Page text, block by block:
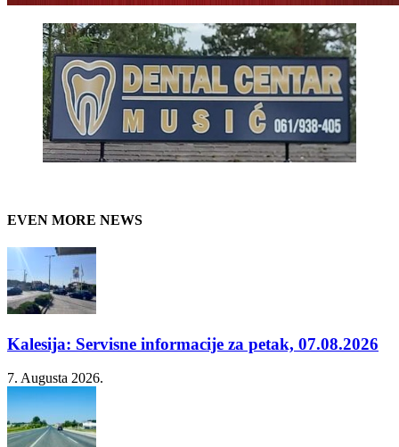
EVEN MORE NEWS
Kalesija: Servisne informacije za petak, 07.08.2026
7. Augusta 2026.